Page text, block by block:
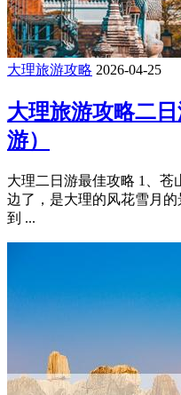
大理旅游攻略 2026-04-25
大理旅游攻略二
游）
大理二日游最佳攻略 1、
边了，是大理的风花雪月
到 ...